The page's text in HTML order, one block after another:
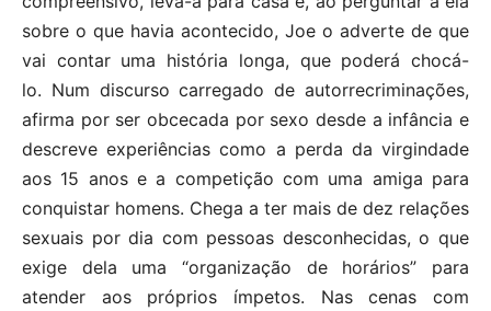
sobre o que havia acontecido, Joe o adverte de que
vai contar uma história longa, que poderá chocá-
lo. Num discurso carregado de autorrecriminações,
afirma por ser obcecada por sexo desde a infância e
descreve experiências como a perda da virgindade
aos 15 anos e a competição com uma amiga para
conquistar homens. Chega a ter mais de dez relações
sexuais por dia com pessoas desconhecidas, o que
exige dela uma “organização de horários” para
atender aos próprios ímpetos. Nas cenas com